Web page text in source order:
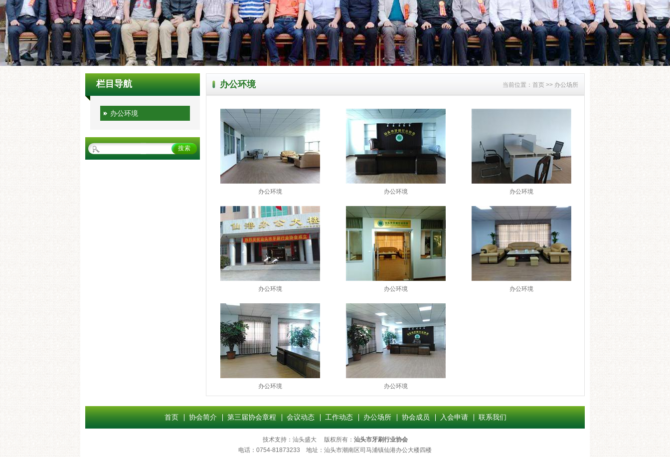
栏目导航
办公环境
办公环境 当前位置： 首页 >> 办公场所
办公环境 办公环境 办公环境
办公环境 办公环境 办公环境
办公环境 办公环境
首页 协会简介 第三届协会章程 会议动态 工作动态 办公场所 协会成员 入会申请 联系我们
技术支持： 汕头盛大版权所有： 汕头市牙刷行业协会
电话：0754-81873233 地址：汕头市潮南区司马浦镇仙港办公大楼四楼